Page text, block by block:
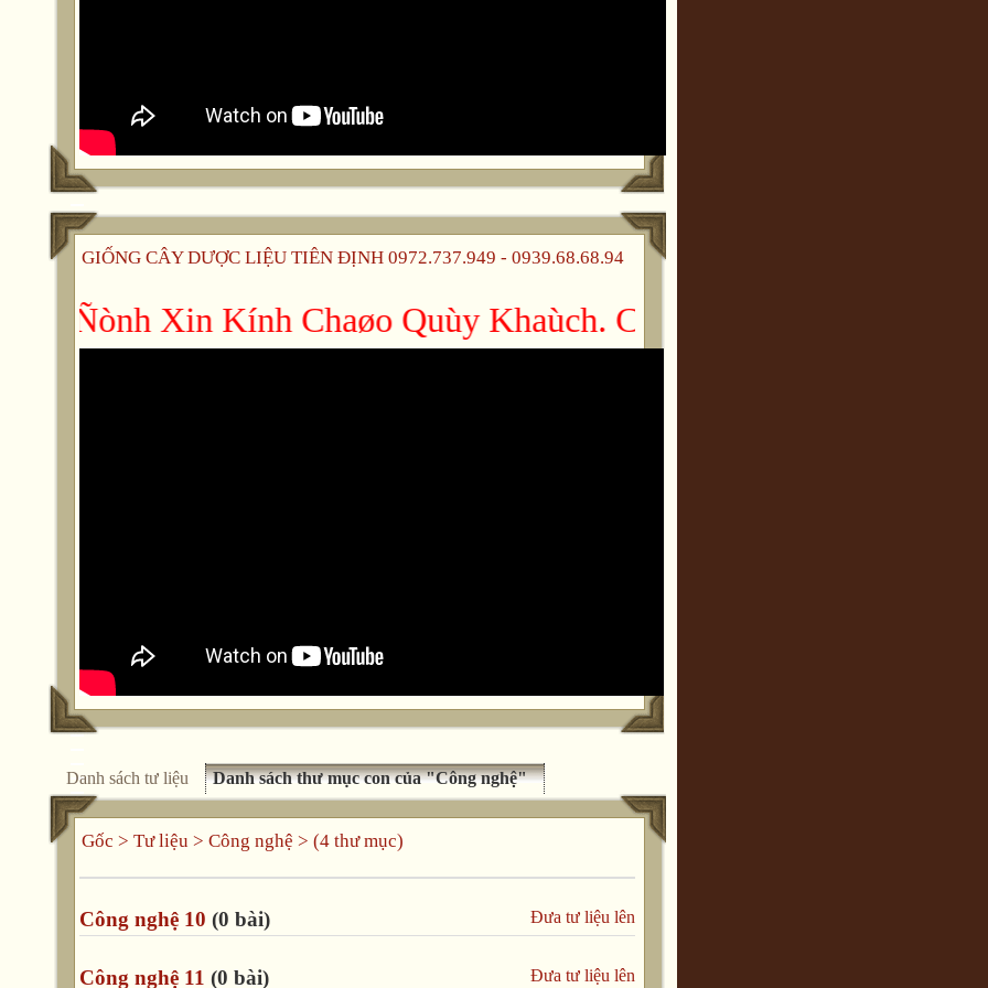
GIỐNG CÂY DƯỢC LIỆU TIÊN ĐỊNH 0972.737.949 - 0939.68.68.94
Ñònh Xin Kính Chaøo Quùy Khaùch. Chuùc gheù thaêm vui veû!!
Danh sách tư liệu Danh sách thư mục con của "Công nghệ"
Gốc > Tư liệu > Công nghệ > (4 thư mục)
Đưa tư liệu lên
Công nghệ 10 (0 bài)
Đưa tư liệu lên
Công nghệ 11 (0 bài)